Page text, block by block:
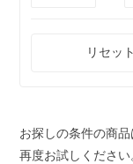
リセット
お探しの条件の商
再度お試しください